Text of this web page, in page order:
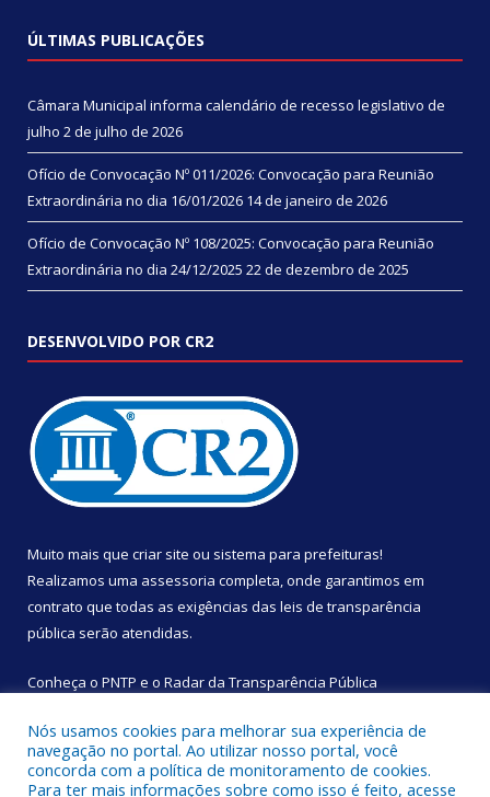
ÚLTIMAS PUBLICAÇÕES
Câmara Municipal informa calendário de recesso legislativo de
julho 2 de julho de 2026
Ofício de Convocação Nº 011/2026: Convocação para Reunião
Extraordinária no dia 16/01/2026 14 de janeiro de 2026
Ofício de Convocação Nº 108/2025: Convocação para Reunião
Extraordinária no dia 24/12/2025 22 de dezembro de 2025
DESENVOLVIDO POR CR2
Muito mais que criar site ou sistema para prefeituras!
Realizamos uma assessoria completa, onde garantimos em
contrato que todas as exigências das leis de transparência
pública serão atendidas.
Conheça o PNTP e o Radar da Transparência Pública
Nós usamos cookies para melhorar sua experiência de
navegação no portal. Ao utilizar nosso portal, você
concorda com a política de monitoramento de cookies.
Para ter mais informações sobre como isso é feito, acesse